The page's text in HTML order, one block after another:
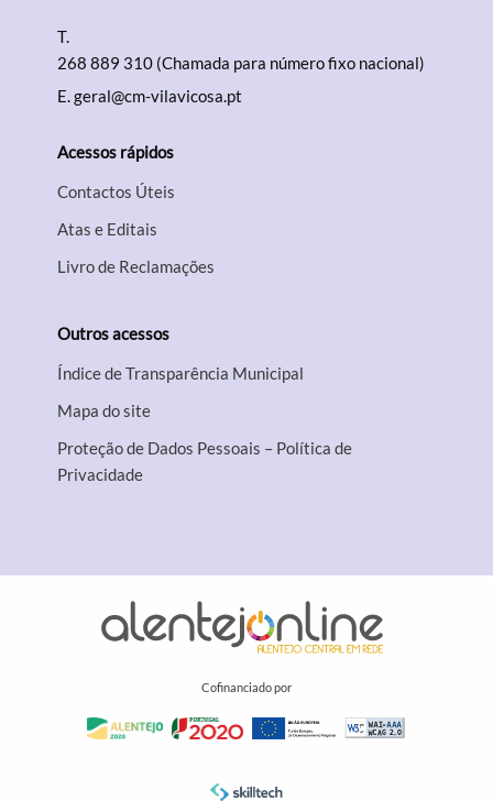
T.
268 889 310 (Chamada para número fixo nacional)
E.geral@cm-vilavicosa.pt
Acessos rápidos
Contactos Úteis
Atas e Editais
Livro de Reclamações
Outros acessos
Índice de Transparência Municipal
Mapa do site
Proteção de Dados Pessoais – Política de
Privacidade
Cofinanciado por